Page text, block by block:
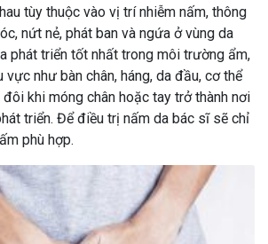
tùy thuộc vào vị trí nhiễm nấm, thông
nứt nẻ, phát ban và ngứa ở vùng da
phát triển tốt nhất trong môi trường ẩm,
vực như bàn chân, háng, da đầu, cơ thể
khi móng chân hoặc tay trở thành nơi
triển. Để điều trị nấm da bác sĩ sẽ chỉ
phù hợp.